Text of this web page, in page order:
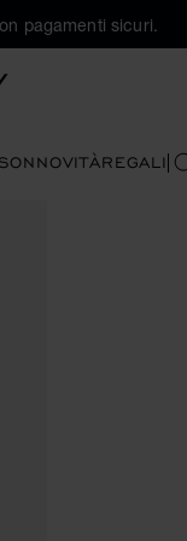
pagamenti sicuri.
NOVITÀREGALI